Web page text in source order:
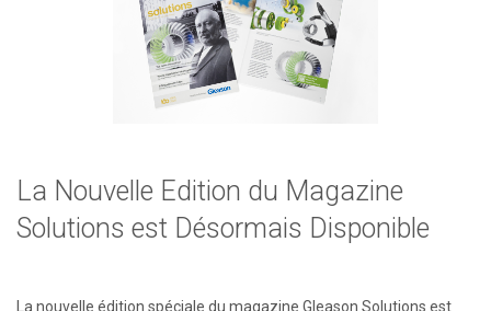
La Nouvelle Edition du Magazine
Solutions est Désormais Disponible
La nouvelle édition spéciale du magazine Gleason Solutions est